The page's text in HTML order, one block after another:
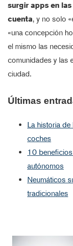
surgir apps en
cuenta, y no solo
«una concepción
el mismo las
comunidades y las
ciudad.
Últimas
La historia
coches
10
autónomos
Neumáticos
tradicionales